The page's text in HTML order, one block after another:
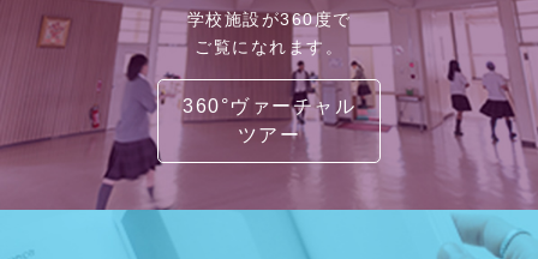
学校施設が360度で
ご覧になれます。
360°ヴァーチャル
ツアー